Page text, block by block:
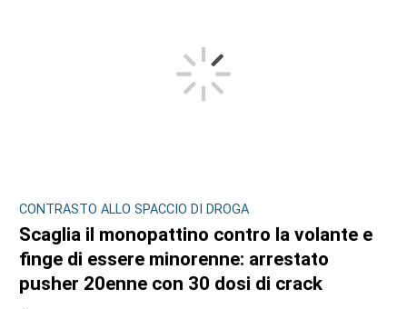
CONTRASTO ALLO SPACCIO DI DROGA
Scaglia il monopattino contro la volante e
finge di essere minorenne: arrestato
pusher 20enne con 30 dosi di crack